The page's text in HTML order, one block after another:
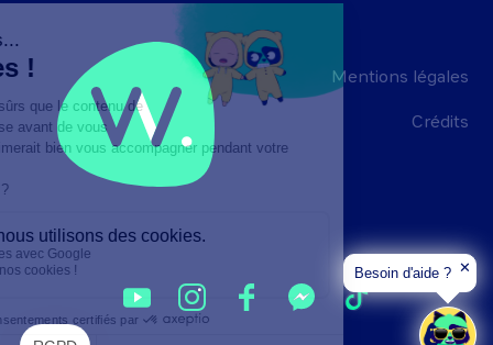
Mentions légales
Crédits
Besoin d'aide ? ✕